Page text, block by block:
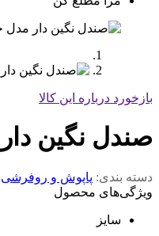
بازخورد درباره این کالا
صندل نگین دار
دسته بندی: پاپوش و روفرشی
ویژگی‌های محصول
سایز